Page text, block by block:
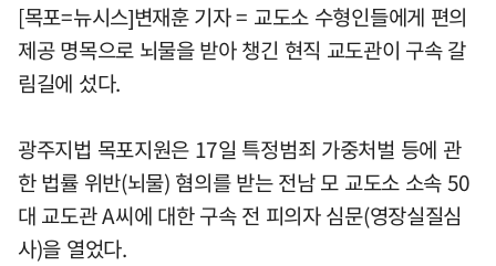
[목포=뉴시스]변재훈 기자 = 교도소 수형인들에게 편의
제공 명목으로 뇌물을 받아 챙긴 현직 교도관이 구속 갈
림길에 섰다.
광주지법 목포지원은 17일 특정범죄 가중처벌 등에 관
한 법률 위반(뇌물) 혐의를 받는 전남 모 교도소 소속 50
대 교도관 A씨에 대한 구속 전 피의자 심문(영장실질심
사)을 열었다.